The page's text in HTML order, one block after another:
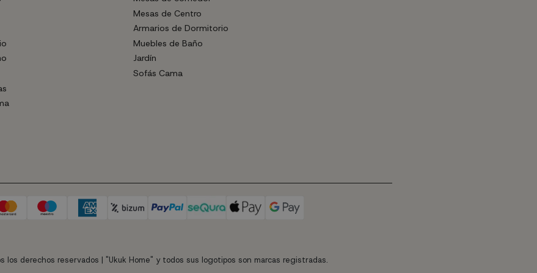
Mesas de Centro
Armarios de Dormitorio
Muebles de Baño
Jardín
Sofás Cama
los derechos reservados | "Ukuk Home" y todos sus logotipos son marcas registradas.